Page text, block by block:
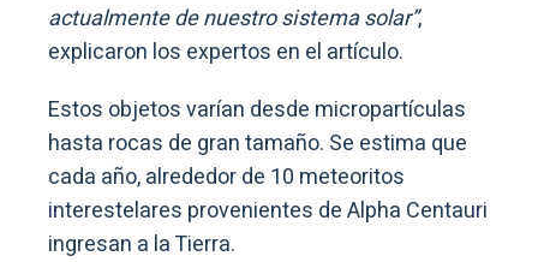
actualmente de nuestro sistema solar”,
explicaron los expertos en el artículo.
Estos objetos varían desde micropartículas
hasta rocas de gran tamaño. Se estima que
cada año, alrededor de 10 meteoritos
interestelares provenientes de Alpha Centauri
ingresan a la Tierra.